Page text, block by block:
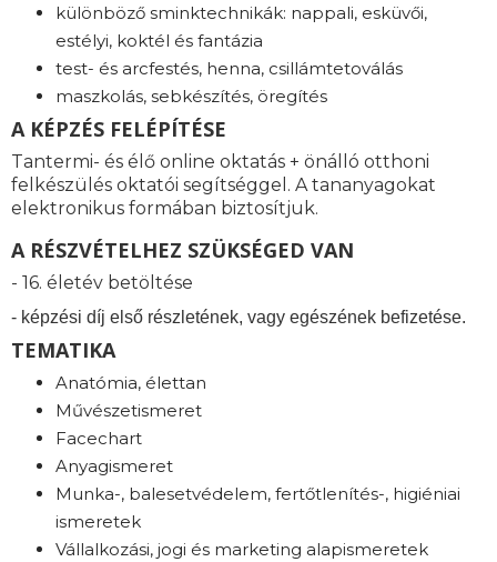
különböző sminktechnikák: nappali, esküvői,
estélyi, koktél és fantázia
test- és arcfestés, henna, csillámtetoválás
maszkolás, sebkészítés, öregítés
A KÉPZÉS FELÉPÍTÉSE
Tantermi- és élő online oktatás + önálló otthoni
felkészülés oktatói segítséggel. A tananyagokat
elektronikus formában biztosítjuk.
A RÉSZVÉTELHEZ SZÜKSÉGED VAN
- 16. életév betöltése
- képzési díj első részletének, vagy egészének befizetése.
TEMATIKA
Anatómia, élettan
Művészetismeret
Facechart
Anyagismeret
Munka-, balesetvédelem, fertőtlenítés-, higiéniai
ismeretek
Vállalkozási, jogi és marketing alapismeretek